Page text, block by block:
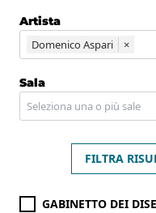
Artista
Domenico Aspari
×
Sala
FILTRA
GABINETTO DEI